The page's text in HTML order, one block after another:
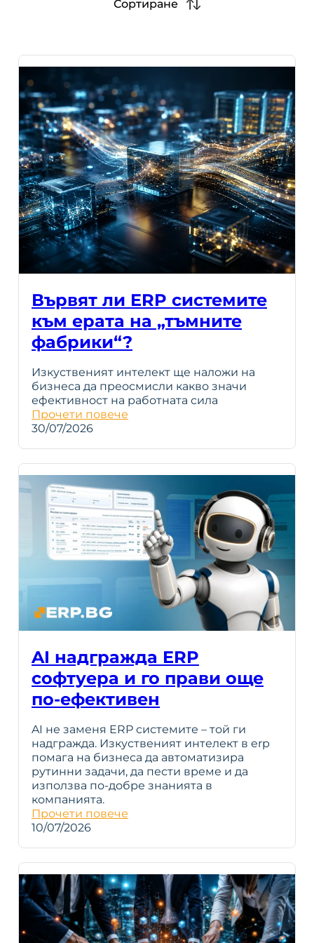
Сортиране
Вървят ли ERP системите
към ерата на „тъмните
фабрики“?
Изкуственият интелект ще наложи на
бизнеса да преосмисли какво значи
ефективност на работната сила
Прочети повече
30/07/2026
AI надгражда ERP
софтуера и го прави още
по-ефективен
AI не заменя ERP системите – той ги
надгражда. Изкуственият интелект в erp
помага на бизнеса да автоматизира
рутинни задачи, да пести време и да
използва по-добре знанията в
компанията.
Прочети повече
10/07/2026